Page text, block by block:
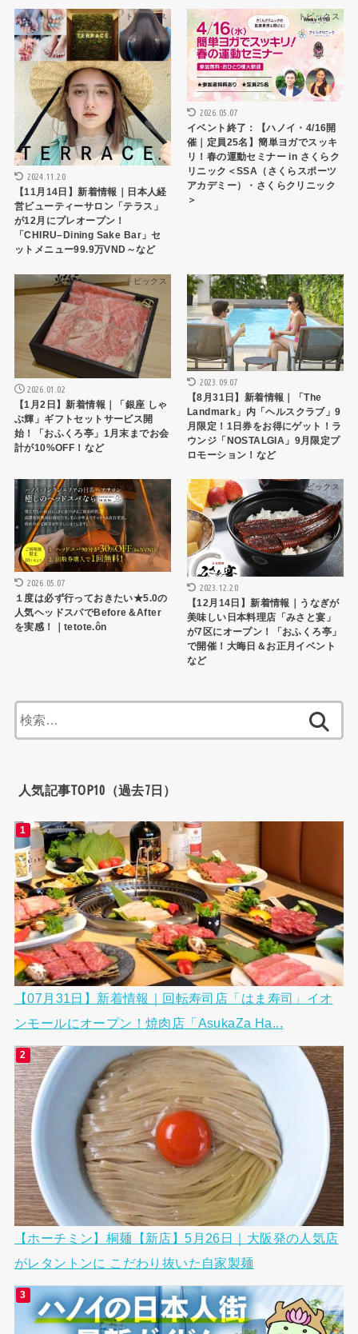
トピックス
2024.11.20
【11月14日】新着情報｜日本人経
営ビューティーサロン「テラス」
が12月にプレオープン！
「CHIRU–Dining Sake Bar」セ
ットメニュー99.9万VND～など
トピックス
2026.05.07
イベント終了：【ハノイ・4/16開
催｜定員25名】簡単ヨガでスッキ
リ！春の運動セミナー in さくらク
リニック＜SSA（さくらスポーツ
アカデミー）・さくらクリニック
＞
トピックス
2026.01.02
【1月2日】新着情報｜「銀座 しゃ
ぶ輝」ギフトセットサービス開
始！「おふくろ亭」1月末までお会
計が10%OFF！など
トピックス
2023.09.07
【8月31日】新着情報｜「The
Landmark」内「ヘルスクラブ」9
月限定！1日券をお得にゲット！ラ
ウンジ「NOSTALGIA」9月限定プ
ロモーション！など
ショップ・お店
2026.05.07
１度は必ず行っておきたい★5.0の
人気ヘッドスパでBefore＆After
を実感！｜tetote.ôn
トピックス
2023.12.20
【12月14日】新着情報｜うなぎが
美味しい日本料理店「みさと宴」
が7区にオープン！「おふくろ亭」
で開催！大晦日＆お正月イベント
など
索:
人気記事TOP10（過去7日）
【07月31日】新着情報｜回転寿司店「はま寿司」イオ
ンモールにオープン！焼肉店「AsukaZa Ha...
【ホーチミン】桐麺【新店】5月26日｜大阪発の人気店
がレタントンに こだわり抜いた自家製麺